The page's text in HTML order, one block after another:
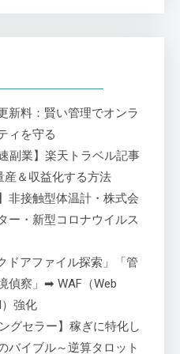
新料：賢い管理でオンラ
ィを守る
副業】楽天トラベル記事
産＆収益化する方法
非接触型体温計・株式会
ー・新型コロナウイルス
ドアファイル探索」「管
偵察」➡ WAF（Web
強化
グセラー】稼ぎに特化し
バイブル～逆算タロット